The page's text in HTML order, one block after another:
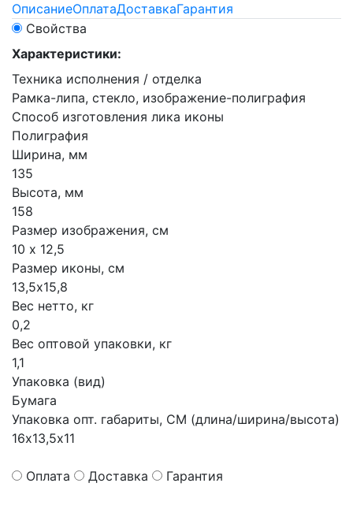
ОписаниеОплатаДоставкаГарантия
Свойства
Характеристики:
Техника исполнения / отделка
Рамка-липа, стекло, изображение-полиграфия
Способ изготовления лика иконы
Полиграфия
Ширина, мм
135
Высота, мм
158
Размер изображения, см
10 х 12,5
Размер иконы, см
13,5х15,8
Вес нетто, кг
0,2
Вес оптовой упаковки, кг
1,1
Упаковка (вид)
Бумага
Упаковка опт. габариты, СМ (длина/ширина/высота)
16х13,5х11
Оплата Доставка Гарантия